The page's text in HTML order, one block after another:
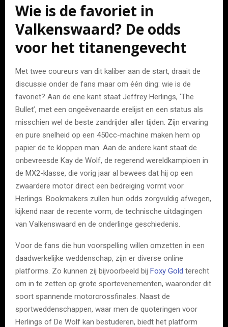
Wie is de favoriet in
Valkenswaard? De odds
voor het titanengevecht
Met twee coureurs van dit kaliber aan de start, draait de
discussie onder de fans maar om één ding: wie is de
favoriet? Aan de ene kant staat Jeffrey Herlings, ‘The
Bullet’, met een ongeëvenaarde erelijst en een status als
misschien wel de beste zandrijder aller tijden. Zijn ervaring
en pure snelheid op een 450cc-machine maken hem op
papier de te kloppen man. Aan de andere kant staat de
onbevreesde Kay de Wolf, de regerend wereldkampioen in
de MX2-klasse, die vorig jaar al bewees dat hij op een
zwaardere motor direct een bedreiging vormt voor
Herlings. Bookmakers zullen hun odds zorgvuldig afwegen,
kijkend naar de recente vorm, de technische uitdagingen
van Valkenswaard en de onderlinge geschiedenis.
Voor de fans die hun voorspelling willen omzetten in een
daadwerkelijke weddenschap, zijn er diverse online
platforms. Zo kunnen zij bijvoorbeeld bij Foxy Gold terecht
om in te zetten op grote sportevenementen, waaronder dit
soort spannende motorcrossfinales. Naast de
sportweddenschappen, waar men de quoteringen voor
Herlings of De Wolf kan bestuderen, biedt het platform